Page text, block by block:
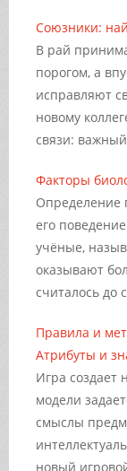
Союзники:
В рай
порогом, а
исправляют
новому
связи:
Факторы
Определение
его
учёные,
оказывают
считалось до
Правила и
Атрибуты и
Игра создает
модели
смыслы
новый